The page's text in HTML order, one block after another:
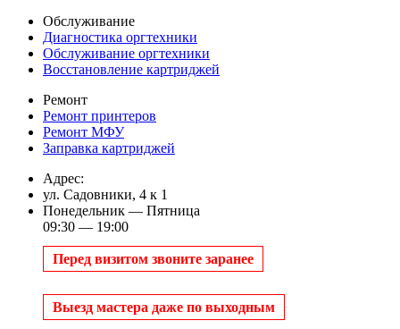
Обслуживание
Диагностика оргтехники
Обслуживание оргтехники
Восстановление картриджей
Ремонт
Ремонт принтеров
Ремонт МФУ
Заправка картриджей
Адрес:
ул. Садовники, 4 к 1
Понедельник — Пятница
09:30 — 19:00
Перед визитом звоните заранее
Выезд мастера даже по выходным